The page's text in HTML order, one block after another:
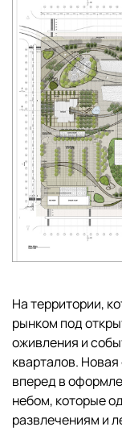
На территории,
рынком под
оживления и
кварталов.
вперед в
небом, которые
развлечениям и